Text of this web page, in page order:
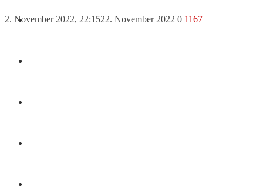
News
2. November 2022, 22:1522. November 2022 0 1167